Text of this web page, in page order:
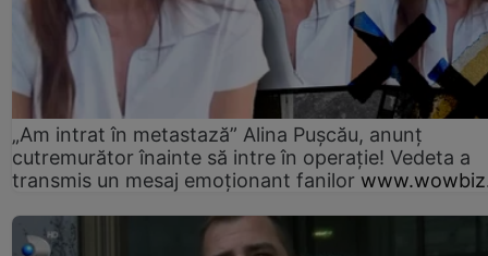
„Am intrat în metastază” Alina Pușcău, anunț
cutremurător înainte să intre în operație! Vedeta a
transmis un mesaj emoționant fanilor